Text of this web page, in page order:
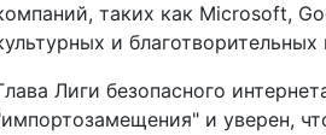
таких как Microsoft,
и
Лиги безопасного
и уверен,